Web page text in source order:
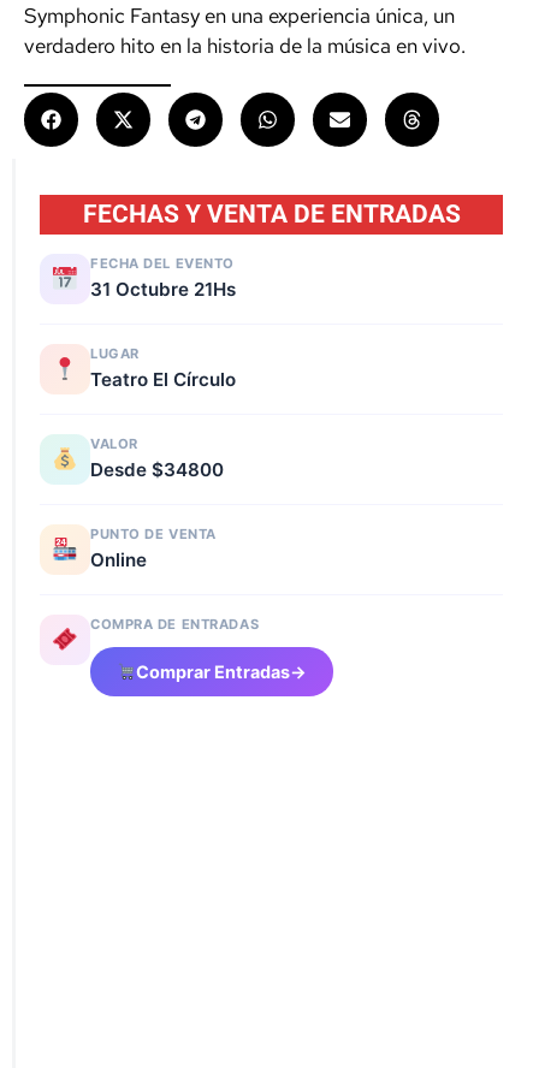
Symphonic Fantasy en una experiencia única, un
verdadero hito en la historia de la música en vivo.
FECHAS Y VENTA DE ENTRADAS
FECHA DEL EVENTO
31 Octubre 21Hs
LUGAR
Teatro El Círculo
VALOR
Desde $34800
PUNTO DE VENTA
Online
COMPRA DE ENTRADAS
Comprar Entradas→